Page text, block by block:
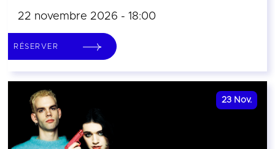
22 novembre 2026 - 18:00
RÉSERVER
23 Nov.